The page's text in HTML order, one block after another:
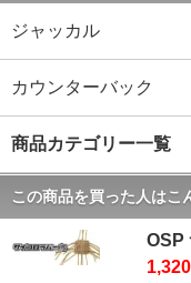
ジャッカル
カウンターバック
商品カテゴリー一覧
この商品を買った人はこ
OSP